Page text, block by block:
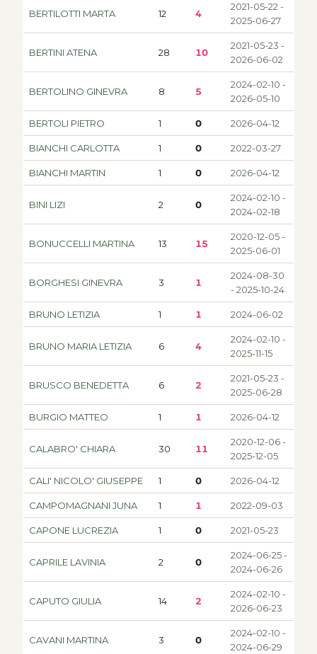
BERTILOTTI MARTA 12 4
2021-05-22 -
2025-06-27
BERTINI ATENA 28 10
2021-05-23 -
2026-06-02
BERTOLINO GINEVRA 8 5
2024-02-10 -
2026-05-10
BERTOLI PIETRO 1 0 2026-04-12
BIANCHI CARLOTTA 1 0 2022-03-27
BIANCHI MARTIN 1 0 2026-04-12
BINI LIZI 2 0
2024-02-10 -
2024-02-18
BONUCCELLI MARTINA 13 15
2020-12-05 -
2025-06-01
BORGHESI GINEVRA 3 1
2024-08-30
- 2025-10-24
BRUNO LETIZIA 1 1 2024-06-02
BRUNO MARIA LETIZIA 6 4
2024-02-10 -
2025-11-15
BRUSCO BENEDETTA 6 2
2021-05-23 -
2025-06-28
BURGIO MATTEO 1 1 2026-04-12
CALABRO' CHIARA 30 11
2020-12-06 -
2025-12-05
CALI' NICOLO' GIUSEPPE 1 0 2026-04-12
CAMPOMAGNANI JUNA 1 1 2022-09-03
CAPONE LUCREZIA 1 0 2021-05-23
CAPRILE LAVINIA 2 0
2024-06-25 -
2024-06-26
CAPUTO GIULIA 14 2
2024-02-10 -
2026-06-23
CAVANI MARTINA 3 0
2024-02-10 -
2024-06-29